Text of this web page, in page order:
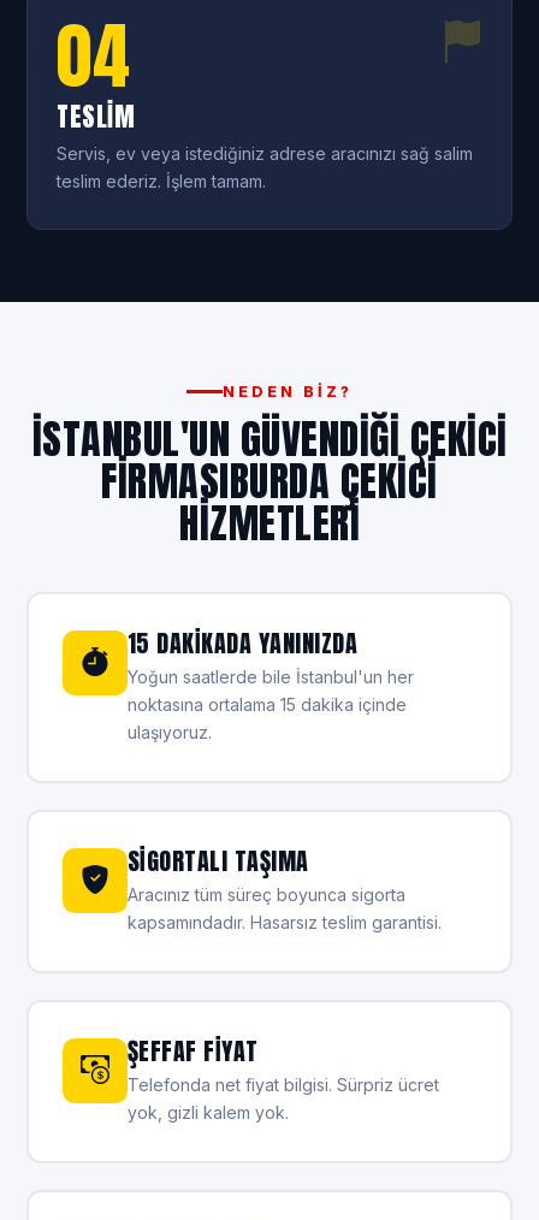
04
TESLIM
Servis, ev veya istediğiniz adrese aracınızı sağ salim
teslim ederiz. İşlem tamam.
NEDEN BIZ?
İSTANBUL'UN GÜVENDIĞIÇEKICI
FIRMASIBURDA ÇEKİCİ
HİZMETLERİ
15 DAKIKADA YANINIZDA
Yoğun saatlerde bile İstanbul'un her
noktasına ortalama 15 dakika içinde
ulaşıyoruz.
SIGORTALI TAŞIMA
Aracınız tüm süreç boyunca sigorta
kapsamındadır. Hasarsız teslim garantisi.
ŞEFFAF FIYAT
Telefonda net fiyat bilgisi. Sürpriz ücret
yok, gizli kalem yok.